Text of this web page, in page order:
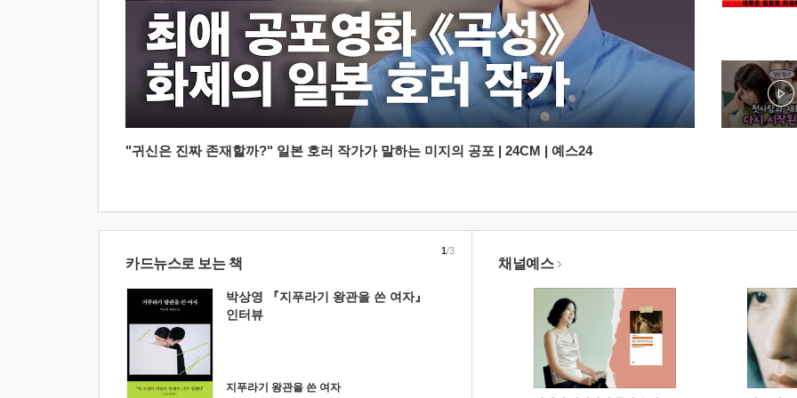
"귀신은 진짜 존재할까?" 일본 호러 작가가 말하는 미지의 공포 | 24CM | 예스24
카드뉴스로 보는 책
박상영 『지푸라기 왕관을 쓴 여자』
인터뷰
지푸라기 왕관을 쓴 여자
1/3
채널예스